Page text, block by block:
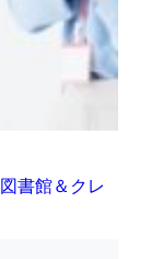
書館＆クレ